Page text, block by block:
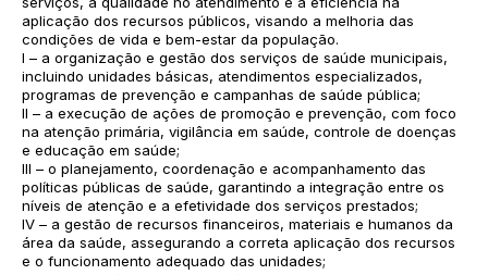
aplicação dos recursos públicos, visando a melhoria das
condições de vida e bem-estar da população.
I – a organização e gestão dos serviços de saúde municipais,
incluindo unidades básicas, atendimentos especializados,
programas de prevenção e campanhas de saúde pública;
II – a execução de ações de promoção e prevenção, com foco
na atenção primária, vigilância em saúde, controle de doenças
e educação em saúde;
III – o planejamento, coordenação e acompanhamento das
políticas públicas de saúde, garantindo a integração entre os
níveis de atenção e a efetividade dos serviços prestados;
IV – a gestão de recursos financeiros, materiais e humanos da
área da saúde, assegurando a correta aplicação dos recursos
e o funcionamento adequado das unidades;